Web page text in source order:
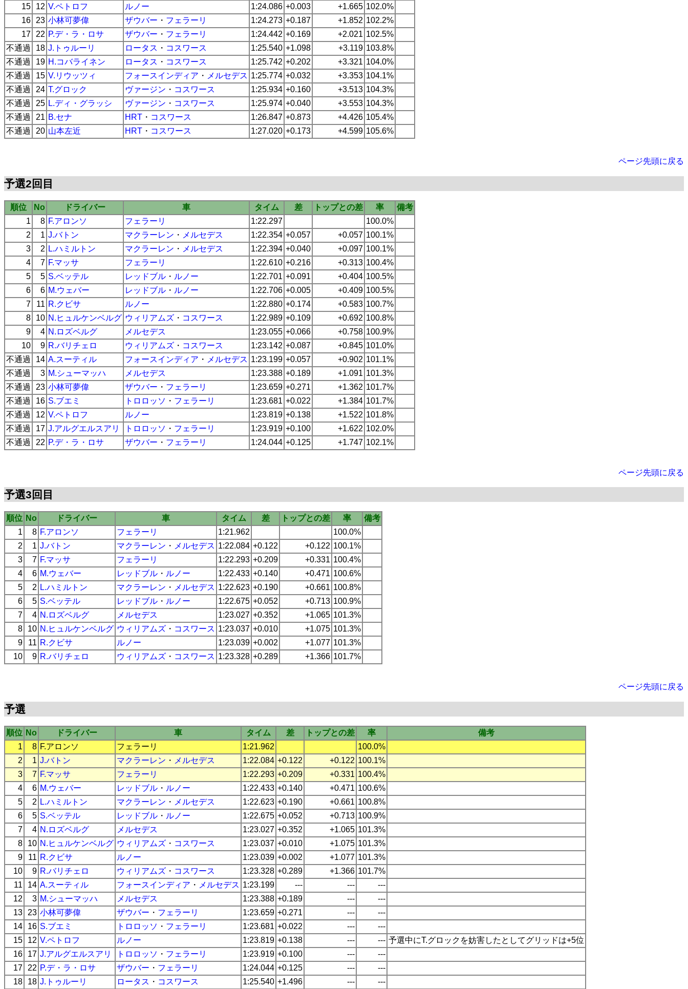
15
12 V.ペトロフ ルノー 1:24.086 +0.003 +1.665 102.0%
16
23 小林可夢偉 ザウバー ・ フェラーリ 1:24.273 +0.187 +1.852 102.2%
17
22 P.デ・ラ・ロサ ザウバー ・ フェラーリ 1:24.442 +0.169 +2.021 102.5%
不通過
18 J.トゥルーリ ロータス ・ コスワース 1:25.540 +1.098 +3.119 103.8%
不通過
19 H.コバライネン ロータス ・ コスワース 1:25.742 +0.202 +3.321 104.0%
不通過
15 V.リウッツィ フォースインディア ・ メルセデス 1:25.774 +0.032 +3.353 104.1%
不通過
24 T.グロック ヴァージン ・ コスワース 1:25.934 +0.160 +3.513 104.3%
不通過
25 L.ディ・グラッシ ヴァージン ・ コスワース 1:25.974 +0.040 +3.553 104.3%
不通過
21 B.セナ HRT ・ コスワース 1:26.847 +0.873 +4.426 105.4%
不通過
20 山本左近 HRT ・ コスワース 1:27.020 +0.173 +4.599 105.6%
ページ先頭に戻る
予選2回目
順位 No ドライバー 車 タイム 差 トップとの差 率
備考
1
8 F.アロンソ フェラーリ 1:22.297
100.0%
2
1 J.バトン マクラーレン ・ メルセデス 1:22.354 +0.057 +0.057 100.1%
3
2 L.ハミルトン マクラーレン ・ メルセデス 1:22.394 +0.040 +0.097 100.1%
4
7 F.マッサ フェラーリ 1:22.610 +0.216 +0.313 100.4%
5
5 S.ベッテル レッドブル ・ ルノー 1:22.701 +0.091 +0.404 100.5%
6
6 M.ウェバー レッドブル ・ ルノー 1:22.706 +0.005 +0.409 100.5%
7
11 R.クビサ ルノー 1:22.880 +0.174 +0.583 100.7%
8
10 N.ヒュルケンベルグ ウィリアムズ ・ コスワース 1:22.989 +0.109 +0.692 100.8%
9
4 N.ロズベルグ メルセデス 1:23.055 +0.066 +0.758 100.9%
10
9 R.バリチェロ ウィリアムズ ・ コスワース 1:23.142 +0.087 +0.845 101.0%
不通過
14 A.スーティル フォースインディア ・ メルセデス 1:23.199 +0.057 +0.902 101.1%
不通過
3 M.シューマッハ メルセデス 1:23.388 +0.189 +1.091 101.3%
不通過
23 小林可夢偉 ザウバー ・ フェラーリ 1:23.659 +0.271 +1.362 101.7%
不通過
16 S.ブエミ トロロッソ ・ フェラーリ 1:23.681 +0.022 +1.384 101.7%
不通過
12 V.ペトロフ ルノー 1:23.819 +0.138 +1.522 101.8%
不通過
17 J.アルグエルスアリ トロロッソ ・ フェラーリ 1:23.919 +0.100 +1.622 102.0%
不通過
22 P.デ・ラ・ロサ ザウバー ・ フェラーリ 1:24.044 +0.125 +1.747 102.1%
ページ先頭に戻る
予選3回目
順位 No ドライバー 車 タイム 差 トップとの差 率
備考
1
8 F.アロンソ フェラーリ 1:21.962
100.0%
2
1 J.バトン マクラーレン ・ メルセデス 1:22.084 +0.122 +0.122 100.1%
3
7 F.マッサ フェラーリ 1:22.293 +0.209 +0.331 100.4%
4
6 M.ウェバー レッドブル ・ ルノー 1:22.433 +0.140 +0.471 100.6%
5
2 L.ハミルトン マクラーレン ・ メルセデス 1:22.623 +0.190 +0.661 100.8%
6
5 S.ベッテル レッドブル ・ ルノー 1:22.675 +0.052 +0.713 100.9%
7
4 N.ロズベルグ メルセデス 1:23.027 +0.352 +1.065 101.3%
8
10 N.ヒュルケンベルグ ウィリアムズ ・ コスワース 1:23.037 +0.010 +1.075 101.3%
9
11 R.クビサ ルノー 1:23.039 +0.002 +1.077 101.3%
10
9 R.バリチェロ ウィリアムズ ・ コスワース 1:23.328 +0.289 +1.366 101.7%
ページ先頭に戻る
予選
順位 No ドライバー 車 タイム 差 トップとの差 率
備考
1
8 F.アロンソ フェラーリ 1:21.962
100.0%
2
1 J.バトン マクラーレン ・ メルセデス 1:22.084 +0.122 +0.122 100.1%
3
7 F.マッサ フェラーリ 1:22.293 +0.209 +0.331 100.4%
4
6 M.ウェバー レッドブル ・ ルノー 1:22.433 +0.140 +0.471 100.6%
5
2 L.ハミルトン マクラーレン ・ メルセデス 1:22.623 +0.190 +0.661 100.8%
6
5 S.ベッテル レッドブル ・ ルノー 1:22.675 +0.052 +0.713 100.9%
7
4 N.ロズベルグ メルセデス 1:23.027 +0.352 +1.065 101.3%
8
10 N.ヒュルケンベルグ ウィリアムズ ・ コスワース 1:23.037 +0.010 +1.075 101.3%
9
11 R.クビサ ルノー 1:23.039 +0.002 +1.077 101.3%
10
9 R.バリチェロ ウィリアムズ ・ コスワース 1:23.328 +0.289 +1.366 101.7%
11
14 A.スーティル フォースインディア ・ メルセデス 1:23.199 --- ---
---
12
3 M.シューマッハ メルセデス 1:23.388 +0.189 ---
---
13
23 小林可夢偉 ザウバー ・ フェラーリ 1:23.659 +0.271 ---
---
14
16 S.ブエミ トロロッソ ・ フェラーリ 1:23.681 +0.022 ---
---
15
12 V.ペトロフ ルノー 1:23.819 +0.138 --- --- 予選中にT.グロックを妨害したとしてグリッドは+5位
16
17 J.アルグエルスアリ トロロッソ ・ フェラーリ 1:23.919 +0.100 ---
---
17
22 P.デ・ラ・ロサ ザウバー ・ フェラーリ 1:24.044 +0.125 ---
---
18
18 J.トゥルーリ ロータス ・ コスワース 1:25.540 +1.496 --- ---